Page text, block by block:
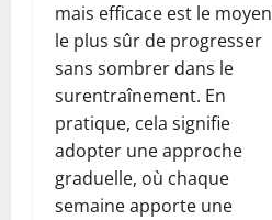
mais efficace est le moyen
le plus sûr de progresser
sans sombrer dans le
surentraînement. En
pratique, cela signifie
adopter une approche
graduelle, où chaque
semaine apporte une